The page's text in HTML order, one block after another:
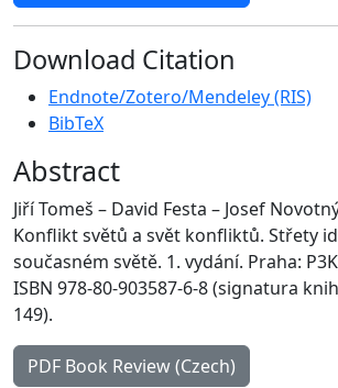
Download Citation
Endnote/Zotero/Mendeley (RIS)
BibTeX
Abstract
Jiří Tomeš – David Festa – Josef
Konflikt světů a svět konfliktů. Střety
současném světě. 1. vydání. Praha:
ISBN 978-80-903587-6-8 (signatura
149).
PDF Book Review (Czech)